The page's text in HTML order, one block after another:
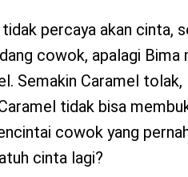
percaya akan cinta,
cowok, apalagi Bima
Semakin Caramel tolak,
tidak bisa
cowok yang
cinta lagi?